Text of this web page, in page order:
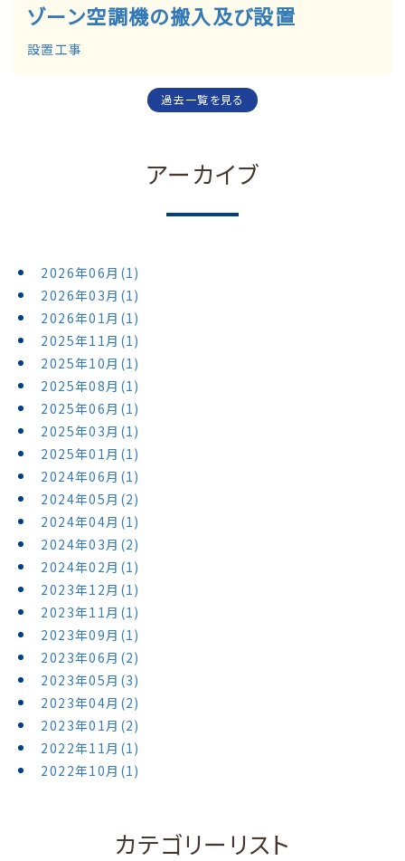
ゾーン空調機の搬入及び設置
設置工事
過去一覧を見る
アーカイブ
2026年06月(1)
2026年03月(1)
2026年01月(1)
2025年11月(1)
2025年10月(1)
2025年08月(1)
2025年06月(1)
2025年03月(1)
2025年01月(1)
2024年06月(1)
2024年05月(2)
2024年04月(1)
2024年03月(2)
2024年02月(1)
2023年12月(1)
2023年11月(1)
2023年09月(1)
2023年06月(2)
2023年05月(3)
2023年04月(2)
2023年01月(2)
2022年11月(1)
2022年10月(1)
カテゴリーリスト